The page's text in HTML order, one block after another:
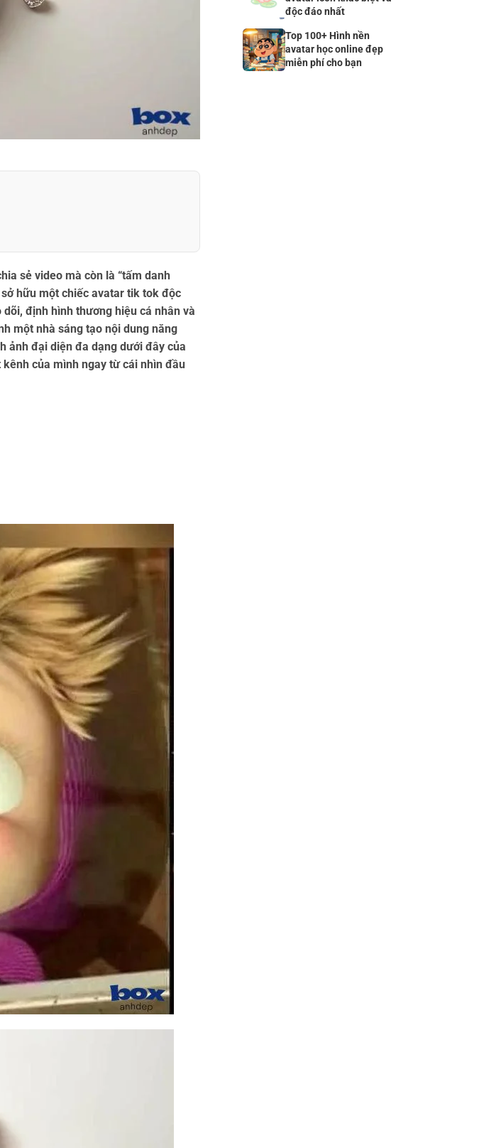
sẻ video mà còn là “tấm danh
hữu một chiếc avatar tik tok độc
định hình thương hiệu cá nhân và
một nhà sáng tạo nội dung năng
ảnh đại diện đa dạng dưới đây của
của mình ngay từ cái nhìn đầu
độc đáo nhất
Top 100+ Hình nền
avatar học online đẹp
miễn phí cho bạn